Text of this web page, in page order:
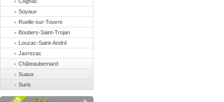
Soyaux
Ruelle-sur-Touvre
Boutiers-Saint-Trojan
Louzac-Saint-André
Javrezac
Châteaubernard
Suaux
Suris